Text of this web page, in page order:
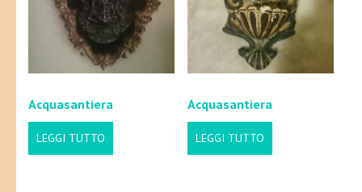
Acquasantiera
LEGGI TUTTO
Acquasantiera
LEGGI TUTTO